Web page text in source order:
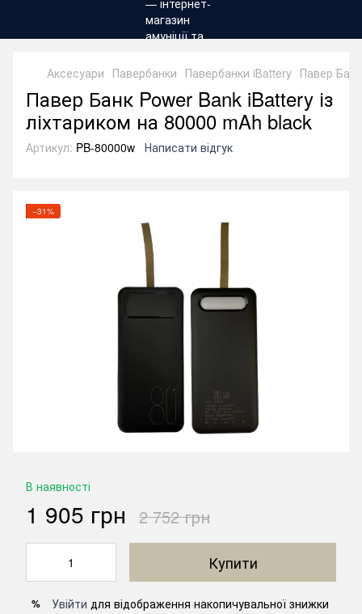
Аксесуари Павербанки Павербанки iВattery Павер
Павер Банк Power Bank iBattery із
ліхтариком на 80000 mAh black
Артикул: PB-80000w Написати відгук
−31%
В наявності
1 905 грн 2 752 грн
Купити
% Увійти для відображення накопичувальної знижки